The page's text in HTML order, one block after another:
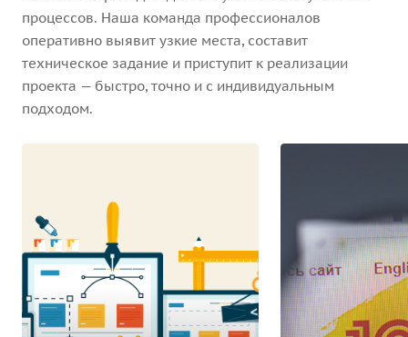
процессов. Наша команда профессионалов
оперативно выявит узкие места, составит
техническое задание и приступит к реализации
проекта — быстро, точно и с индивидуальным
подходом.